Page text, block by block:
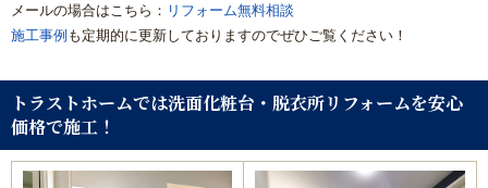
施工事例
CONTACT
メールの場合はこちら： リフォーム無料相談
施工事例 も定期的に更新しておりますのでぜひご覧ください！
トラストホームでは洗面化粧台・脱衣所リフォームを安心
価格で施工！